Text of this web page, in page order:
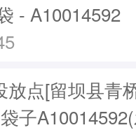
- A10014592
点[留坝县青
子